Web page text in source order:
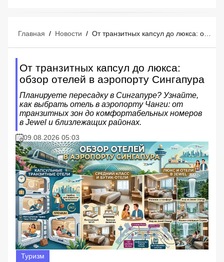
Главная / Новости / От транзитных капсул до люкса: обзор отелей в аэропорту Сингапура
От транзитных капсул до люкса:
обзор отелей в аэропорту Сингапура
Планируете пересадку в Сингапуре? Узнайте,
как выбрать отель в аэропорту Чанги: от
транзитных зон до комфортабельных номеров
в Jewel и близлежащих районах.
09.08.2026 05:03
Туризм